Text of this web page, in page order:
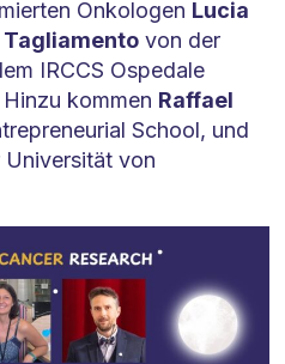
Onkologen Lucia
von der
IRCCS Ospedale
kommen Raffael
School, und
von